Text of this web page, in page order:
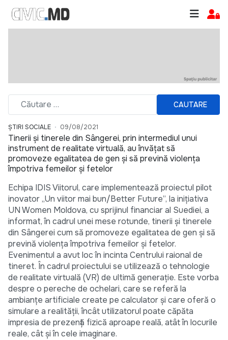
CAUTARE
ȘTIRI SOCIALE 09/08/2021
Tinerii și tinerele din Sângerei, prin intermediul unui
instrument de realitate virtuală, au învățat să
promoveze egalitatea de gen și să prevină violența
împotriva femeilor și fetelor
Echipa IDIS Viitorul, care implementează proiectul pilot
inovator „Un viitor mai bun/Better Future”, la inițiativa
UN Women Moldova, cu sprijinul financiar al Suediei, a
informat, în cadrul unei mese rotunde, tinerii și tinerele
din Sângerei cum să promoveze egalitatea de gen și să
prevină violența împotriva femeilor și fetelor.
Evenimentul a avut loc în incinta Centrului raional de
tineret. În cadrul proiectului se utilizează o tehnologie
de realitate virtuală (VR) de ultimă generație. Este vorba
despre o pereche de ochelari, care se referă la
ambianțe artificiale create pe calculator și care oferă o
simulare a realității, încât utilizatorul poate căpăta
impresia de prezență fizică aproape reală, atât în locurile
reale, cât și în cele imaginare.